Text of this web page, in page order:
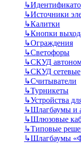
↳
↳Источники
↳Калитки
↳Кнопки
↳Ограждения
↳Светофоры
↳СКУД
↳СКУД сетевые
↳Считыватели
↳Турникеты
↳Устройства
↳Шлагбаумы и
↳Шлюзовые
↳Типовые
↳Шлагбаумы